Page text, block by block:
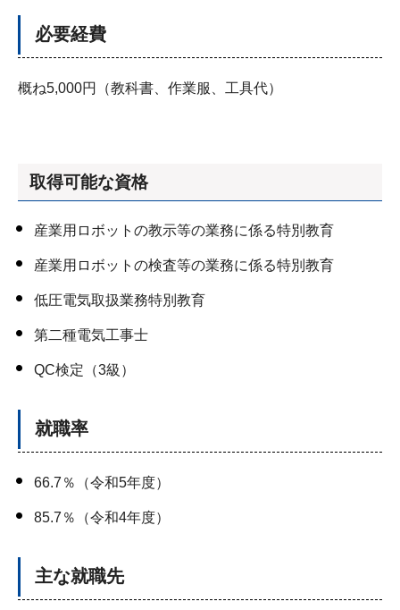
必要経費
概ね5,000円（教科書、作業服、工具代）
取得可能な資格
産業用ロボットの教示等の業務に係る特別教育
産業用ロボットの検査等の業務に係る特別教育
低圧電気取扱業務特別教育
第二種電気工事士
QC検定（3級）
就職率
66.7％（令和5年度）
85.7％（令和4年度）
主な就職先